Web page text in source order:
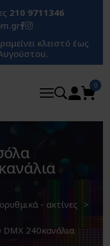
κλειστό έως
210 9711346
0
- ακτίνες
240κανάλια